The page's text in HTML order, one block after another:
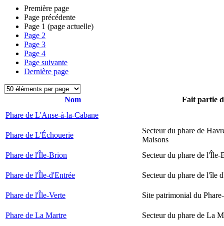
Première page
Page précédente
Page 1 (page actuelle)
Page 2
Page 3
Page 4
Page suivante
Dernière page
Nom
Fait partie
Phare de L'Anse-à-la-Cabane
Phare de L'Échouerie
Secteur du phare de
Maisons
Phare de l'Île-Brion
Secteur du phare de l'Île-
Phare de l'Île-d'Entrée Secteur du phare de l'île
Phare de l'Île-Verte Site patrimonial du
Phare de La Martre
Secteur du phare de La